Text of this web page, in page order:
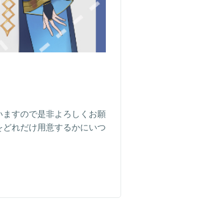
すので是非よろしくお願
れだけ用意するかにいつ